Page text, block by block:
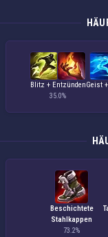
Blitz + Entzünden
35.0%
Geist
Beschichtete
Stahlkappen
73.2%